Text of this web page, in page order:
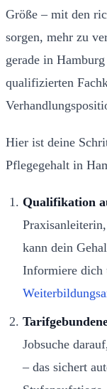
Größe – mit den
sorgen, mehr zu
gerade in
qualifizierten
Hier ist deine
Pflegegehalt in
Qualifikation
kann dein
Informiere dich
Jobsuche
– das sichert